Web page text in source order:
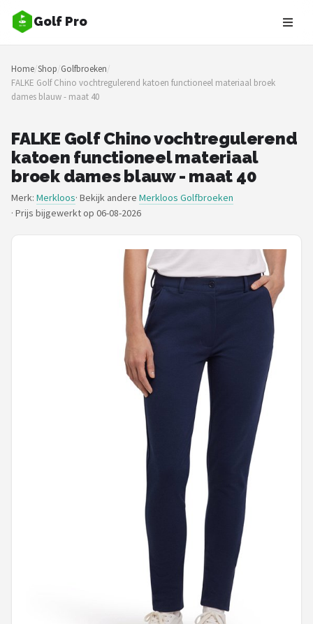
Golf Pro
Zoeken
NAVIGATIE
Shop
Merken
Blog
Golfers
Toernooien
Home/Shop/Golfbroeken/
FALKE Golf Chino vochtregulerend katoen functioneel materiaal broek
dames blauw - maat 40
FALKE Golf Chino vochtregulerend
katoen functioneel materiaal
broek dames blauw - maat 40
Merk: Merkloos· Bekijk andere Merkloos Golfbroeken
· Prijs bijgewerkt op 06-08-2026